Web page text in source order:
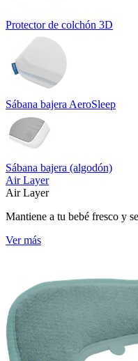
Protector de colchón 3D
Sábana bajera AeroSleep
Sábana bajera (algodón)
Air Layer
Air Layer
Mantiene a tu bebé fresco y
Ver más